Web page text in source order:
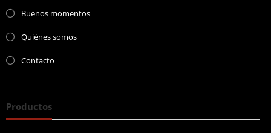
Buenos momentos
Quiénes somos
Contacto
Productos